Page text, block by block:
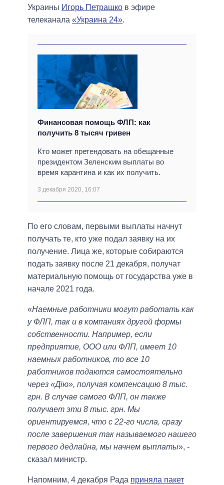
Украины Игорь Петрашко в эфире
телеканала «Украина 24».
Финансовая помощь ФЛП: как
получить 8 тысяч гривен
Кто может претендовать на обещанные
президентом Зеленским выплаты во
время карантина и как их получить.
3 декабря 2020, 16:07
По его словам, первыми выплаты начнут
получать те, кто уже подал заявку на их
получение. Лица же, которые собираются
подать заявку после 21 декабря, получат
материальную помощь от государства уже в
начале 2021 года.
«Наемные работники могут работать как
у ФЛП, так и в компаниях другой формы
собственности. Например, если
предприятие, ООО или ФЛП, имеет 10
наемных работников, то все 10
работников подаются самостоятельно
через «Дію», получая компенсацию 8 тыс.
грн. В случае самого ФЛП, он также
получает эти 8 тыс. грн. Мы
ориентируемся, что с 22-го числа, сразу
после завершения так называемого нашего
первого дедлайна, мы начнем выплаты», -
сказал министр.
Напомним, 4 декабря Рада приняла пакет